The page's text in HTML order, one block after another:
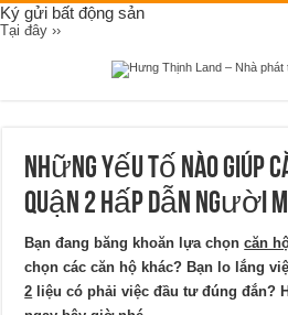
Ký gửi bất động sản
Tại đây ››
Những yếu tố nào giúp
quận 2 hấp dẫn người
Bạn đang băng khoăn lựa chọncăn
chọn các căn hộ khác? Bạn lo lắng
2 liệu có phải việc đầu tư đúng đắn?